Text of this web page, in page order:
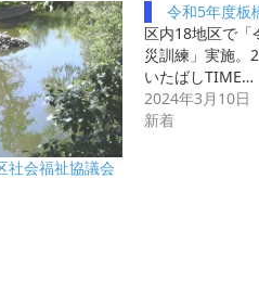
社会福祉協議会
令和5年度板
区内18地区で「
災訓練」実施。
いたばしTIME…
2024年3月10日
新着